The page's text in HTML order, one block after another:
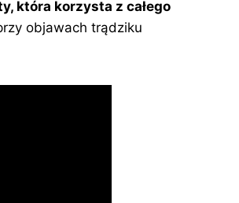
która korzysta z całego
objawach trądziku